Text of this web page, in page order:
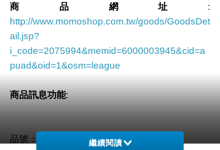
商品網址 :
http://www.momoshop.com.tw/goods/GoodsDet
ail.jsp?
i_code=2075994&memid=6000003945&cid=a
puad&oid=1&osm=league
商品訊息功能:
品號：2075994 繼續閱讀